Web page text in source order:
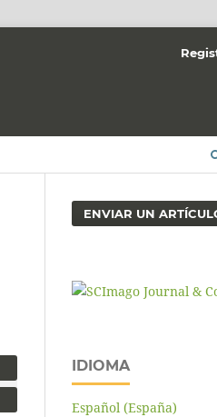
ENVIAR UN
IDIOMA
Español (España)